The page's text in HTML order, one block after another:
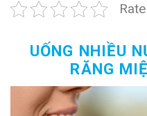
UỐNG NHIỀU
RĂNG